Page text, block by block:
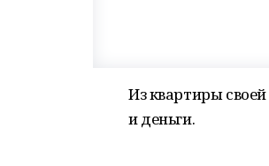
Из квартиры
и деньги.